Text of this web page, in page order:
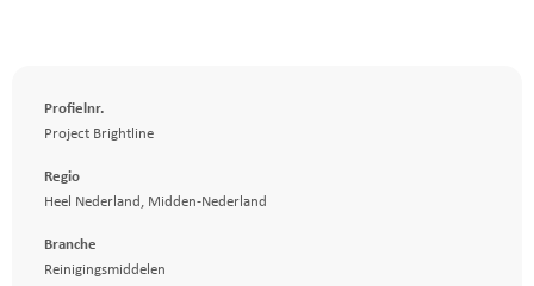
Profielnr.
Project Brightline
Regio
Heel Nederland , Midden-Nederland
Branche
Reinigingsmiddelen